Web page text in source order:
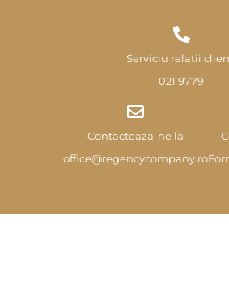
Serviciu relatii
021 9779
Contacteaza-ne la
office@regencycompany.ro